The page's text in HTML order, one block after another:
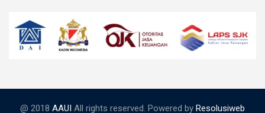
@ 2018 AAUI All rights reserved. Powered by Resolusiweb